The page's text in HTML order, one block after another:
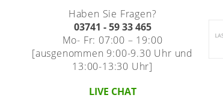
Haben Sie Fragen?
03741 - 59 33 465
Mo- Fr: 07:00 – 19:00
[ausgenommen 9:00-9.30 Uhr und
13:00-13:30 Uhr]
LIVE CHAT